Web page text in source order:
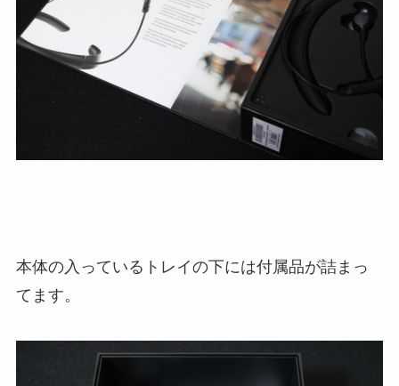
本体の入っているトレイの下には付属品が詰まっ
てます。